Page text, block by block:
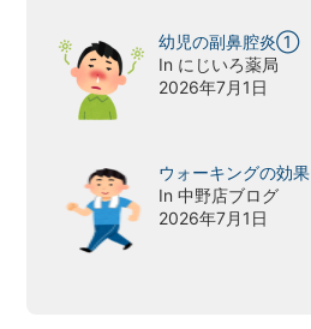
幼児の副鼻腔炎①
In にじいろ薬局
2026年7月1日
ウォーキングの効果
In 中野店ブログ
2026年7月1日